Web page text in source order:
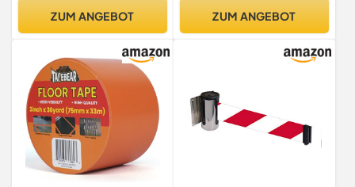
Gefahrenstellen Absperren
ZUM ANGEBOT
Kennzeichnung, ideal für
ZUM ANGEBOT